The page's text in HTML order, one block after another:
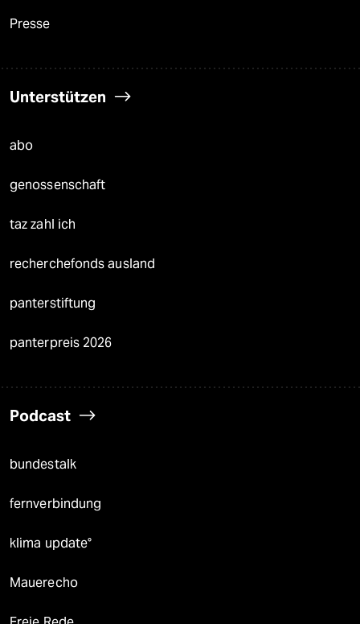
Presse
Unterstützen
abo
genossenschaft
taz zahl ich
recherchefonds ausland
panterstiftung
panterpreis 2026
Podcast
bundestalk
fernverbindung
klima update°
Mauerecho